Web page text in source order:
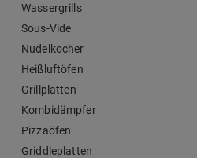
Wassergrills
Sous-Vide
Nudelkocher
Heißluftöfen
Grillplatten
Kombidämpfer
Pizzaöfen
Griddleplatten